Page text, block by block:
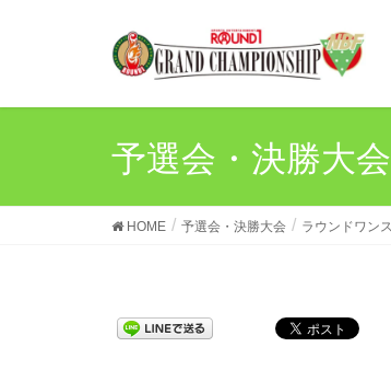
予選会・決勝大会
HOME 予選会・決勝大会 ラウンドワン